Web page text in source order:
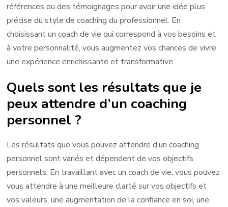
références ou des témoignages pour avoir une idée plus
précise du style de coaching du professionnel. En
choisissant un coach de vie qui correspond à vos besoins et
à votre personnalité, vous augmentez vos chances de vivre
une expérience enrichissante et transformative.
Quels sont les résultats que je
peux attendre d’un coaching
personnel ?
Les résultats que vous pouvez attendre d’un coaching
personnel sont variés et dépendent de vos objectifs
personnels. En travaillant avec un coach de vie, vous pouvez
vous attendre à une meilleure clarté sur vos objectifs et
vos valeurs, une augmentation de la confiance en soi, une